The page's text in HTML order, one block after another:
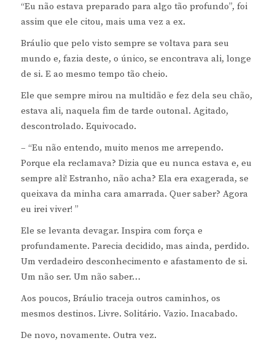
“Eu não estava preparado para algo tão profundo”, foi
assim que ele citou, mais uma vez a ex.
Bráulio que pelo visto sempre se voltava para seu
mundo e, fazia deste, o único, se encontrava ali, longe
de si. E ao mesmo tempo tão cheio.
Ele que sempre mirou na multidão e fez dela seu chão,
estava ali, naquela fim de tarde outonal. Agitado,
descontrolado. Equivocado.
– “Eu não entendo, muito menos me arrependo.
Porque ela reclamava? Dizia que eu nunca estava e, eu
sempre ali! Estranho, não acha? Ela era exagerada, se
queixava da minha cara amarrada. Quer saber? Agora
eu irei viver! ”
Ele se levanta devagar. Inspira com força e
profundamente. Parecia decidido, mas ainda, perdido.
Um verdadeiro desconhecimento e afastamento de si.
Um não ser. Um não saber…
Aos poucos, Bráulio traceja outros caminhos, os
mesmos destinos. Livre. Solitário. Vazio. Inacabado.
De novo, novamente. Outra vez.